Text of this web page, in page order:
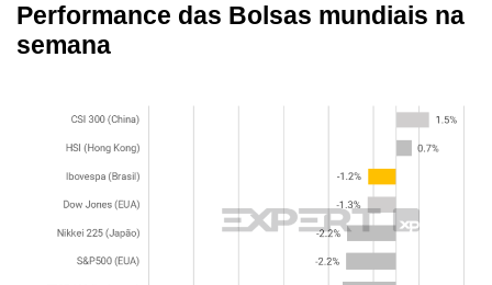
Performance das Bolsas mundiais na
semana